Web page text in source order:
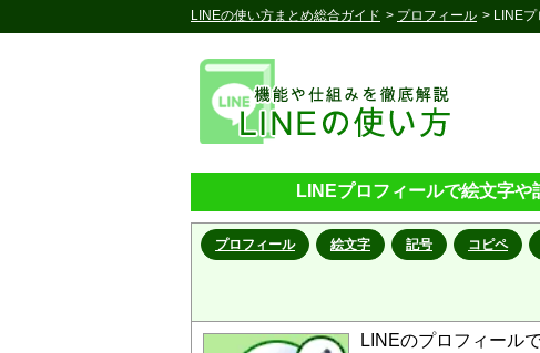
LINEの使い方まとめ総合ガイド > プロフィール > LINEプ
LINEプロフィールで絵文字や
プロフィール 絵文字 記号 コピペ
LINEのプロフィール